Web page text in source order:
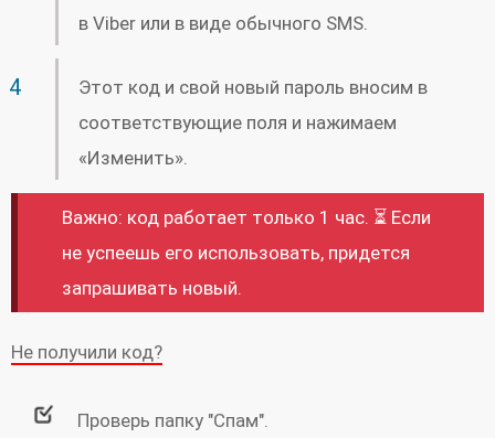
в Viber или в виде обычного SMS.
Этот код и свой новый пароль вносим в
соответствующие поля и нажимаем
«Изменить».
Важно: код работает только 1 час. ⏳ Если
не успеешь его использовать, придется
запрашивать новый.
Не получили код?
Проверь папку "Спам".